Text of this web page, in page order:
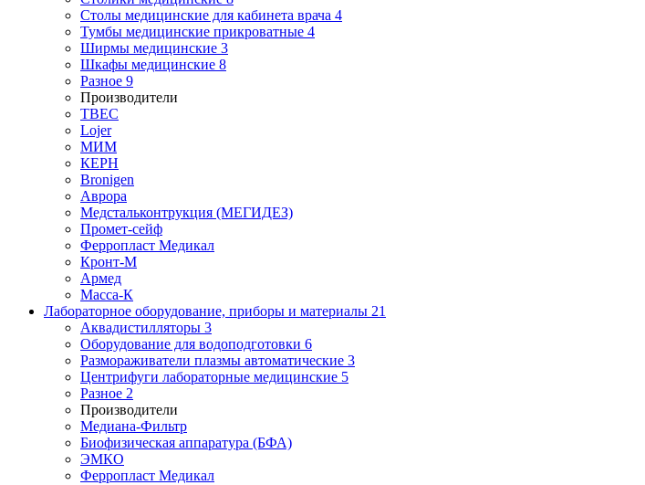
Столы медицинские для кабинета врача 4
Тумбы медицинские прикроватные 4
Ширмы медицинские 3
Шкафы медицинские 8
Разное 9
Производители
ТВЕС
Lojer
МИМ
КЕРН
Bronigen
Аврора
Медстальконтрукция (МЕГИДЕЗ)
Промет-сейф
Ферропласт Медикал
Кронт-М
Армед
Масса-К
Лабораторное оборудование, приборы и материалы 21
Аквадистилляторы 3
Оборудование для водоподготовки 6
Размораживатели плазмы автоматические 3
Центрифуги лабораторные медицинские 5
Разное 2
Производители
Медиана-Фильтр
Биофизическая аппаратура (БФА)
ЭМКО
Ферропласт Медикал